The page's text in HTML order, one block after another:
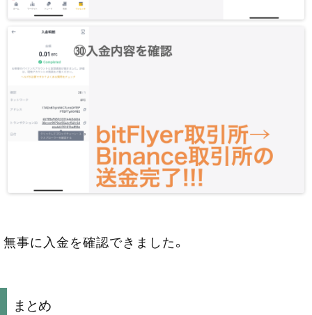
無事に入金を確認できました。
まとめ